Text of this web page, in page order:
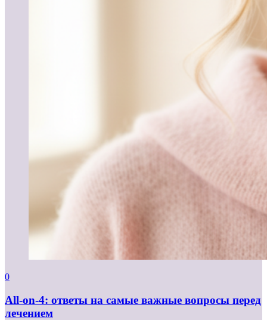
0
All-on-4: ответы на самые важные вопросы перед
лечением